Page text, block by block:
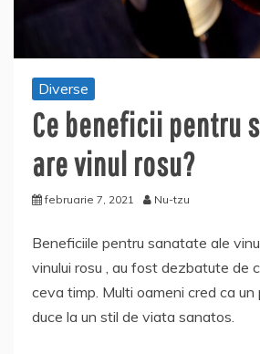
Diverse
Ce beneficii pentru
are vinul rosu?
februarie 7, 2021 Nu-tzu
Beneficiile pentru sanatate ale
vinului rosu , au fost dezbatute de
ceva timp. Multi oameni cred ca
duce la un stil de viata sanatos.